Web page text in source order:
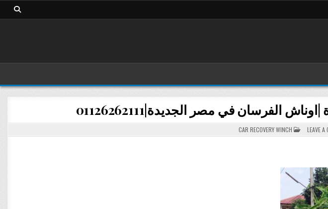
الفرسان في مصر الجديدة|01126262111
LEAVE A
ON
سيارات
الفرسان
في
مصر
الجديدة|01126262111
POSTED
IN
CAR RECOVERY WINCH